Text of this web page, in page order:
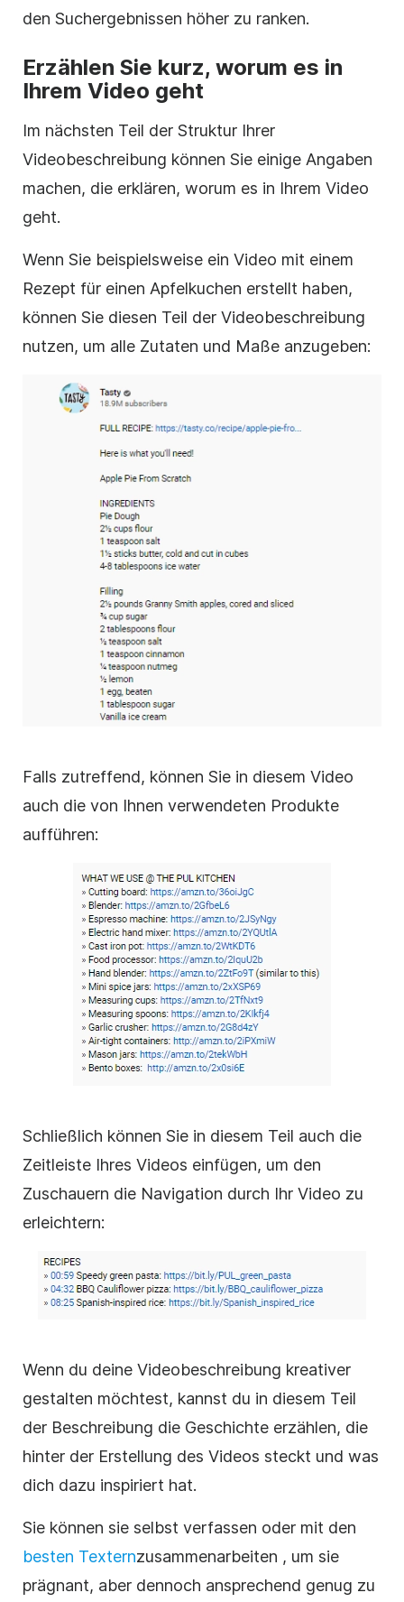
den Suchergebnissen höher zu ranken.
Erzählen Sie kurz, worum es in
Ihrem Video geht
Im nächsten Teil der Struktur Ihrer
Videobeschreibung können Sie einige Angaben
machen, die erklären, worum es in Ihrem Video
geht.
Wenn Sie beispielsweise ein Video mit einem
Rezept für einen Apfelkuchen erstellt haben,
können Sie diesen Teil der Videobeschreibung
nutzen, um alle Zutaten und Maße anzugeben:
Falls zutreffend, können Sie in diesem Video
auch die von Ihnen verwendeten Produkte
aufführen:
Schließlich können Sie in diesem Teil auch die
Zeitleiste Ihres Videos einfügen, um den
Zuschauern die Navigation durch Ihr Video zu
erleichtern:
Wenn du deine Videobeschreibung kreativer
gestalten möchtest, kannst du in diesem Teil
der Beschreibung die Geschichte erzählen, die
hinter der Erstellung des Videos steckt und was
dich dazu inspiriert hat.
Sie können sie selbst verfassen oder mit den
besten Texternzusammenarbeiten , um sie
prägnant, aber dennoch ansprechend genug zu